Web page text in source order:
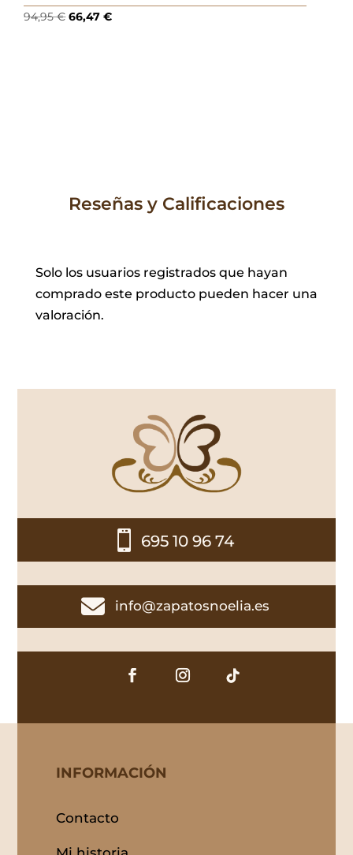
94,95€El
66,47€El
Reseñas y Calificaciones
Solo los usuarios registrados que hayan
comprado este producto pueden hacer una
valoración.
 695 10 96 74
 info@zapatosnoelia.es
INFORMACIÓN
Contacto